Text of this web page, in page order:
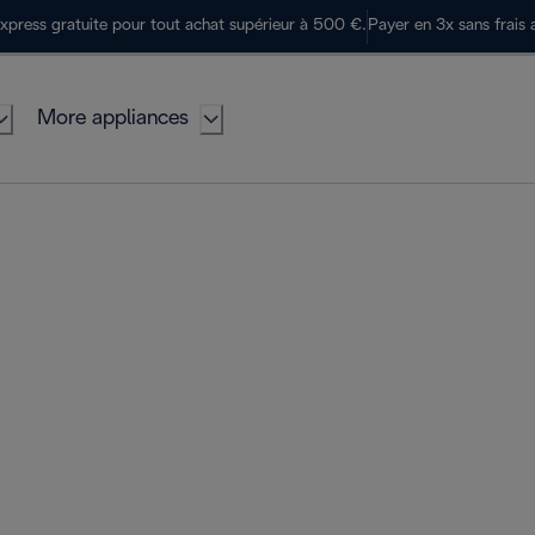
gratuite pour tout achat supérieur à 500 €. Payer en 3x sans frais
More appliances